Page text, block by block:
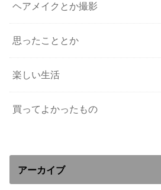
ヘアメイクとか撮影
思ったこととか
楽しい生活
買ってよかったもの
アーカイブ